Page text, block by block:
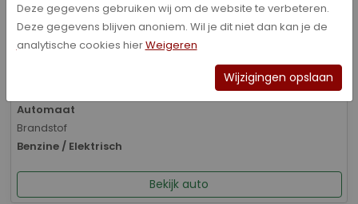
Bouwjaar
01-2026
Kilometerstand
Automaat
Brandstof
Benzine / Elektrisch
Bekijk auto
Deze gegevens gebruiken wij om de website te verbeteren.
Deze gegevens blijven anoniem. Wil je dit niet dan kan je de
analytische cookies hierWeigeren
Wijzigingen opslaan